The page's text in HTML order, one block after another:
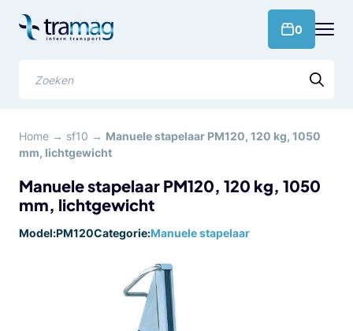
naar
0
Home → sf10 → Manuele stapelaar PM120, 120 kg, 1050
mm, lichtgewicht
Manuele stapelaar PM120, 120 kg, 1050
mm, lichtgewicht
Model:PM120Categorie:Manuele stapelaar